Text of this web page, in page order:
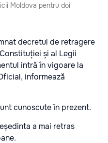
Moldova pentru doi
decretul de retragere
și al Legii
intră în vigoare la
informează
cunoscute în prezent.
a mai retras